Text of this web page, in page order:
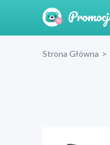
Strona Główna >